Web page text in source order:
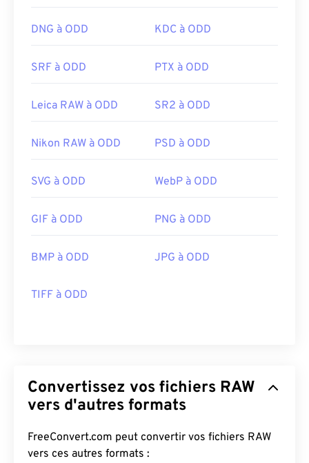
DNG à ODD KDC à ODD
SRF à ODD PTX à ODD
Leica RAW à ODD SR2 à ODD
Nikon RAW à ODD PSD à ODD
SVG à ODD WebP à ODD
GIF à ODD PNG à ODD
BMP à ODD JPG à ODD
TIFF à ODD
Convertissez vos fichiers RAW
vers d'autres formats
FreeConvert.com peut convertir vos fichiers RAW
vers ces autres formats :